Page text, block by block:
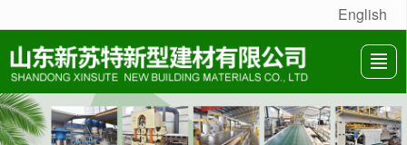
很遗憾，因您的浏览器版本过低导致无法获得最佳浏览体验，推荐下载安装谷歌浏览器！
English
首页 公司介绍 防火测试 产品展示 新闻动态 生产设备 合作案例 联系我们